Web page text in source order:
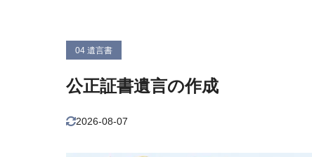
04 遺言書
公正証書遺言の作成
2026-08-07